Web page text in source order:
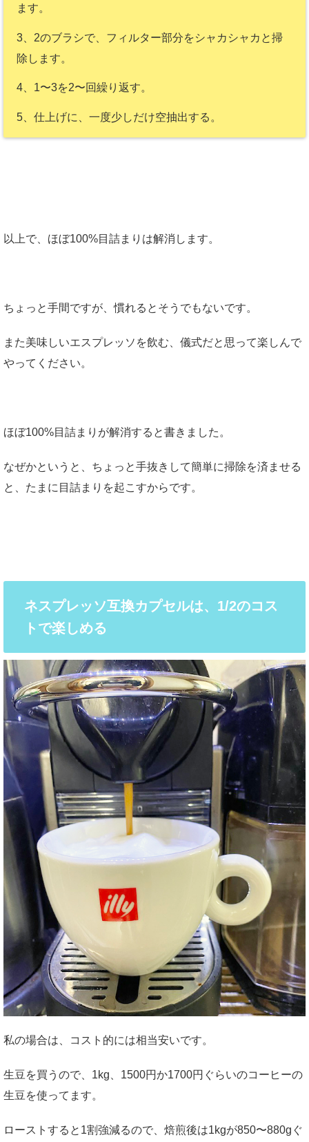
ます。
3、2のブラシで、フィルター部分をシャカシャカと掃
除します。
4、1〜3を2〜回繰り返す。
5、仕上げに、一度少しだけ空抽出する。
以上で、ほぼ100%目詰まりは解消します。
ちょっと手間ですが、慣れるとそうでもないです。
また美味しいエスプレッソを飲む、儀式だと思って楽しんで
やってください。
ほぼ100%目詰まりが解消すると書きました。
なぜかというと、ちょっと手抜きして簡単に掃除を済ませる
と、たまに目詰まりを起こすからです。
ネスプレッソ互換カプセルは、1/2のコス
トで楽しめる
私の場合は、コスト的には相当安いです。
生豆を買うので、1kg、1500円か1700円ぐらいのコーヒーの
生豆を使ってます。
ローストすると1割強減るので、焙煎後は1kgが850〜880gぐ